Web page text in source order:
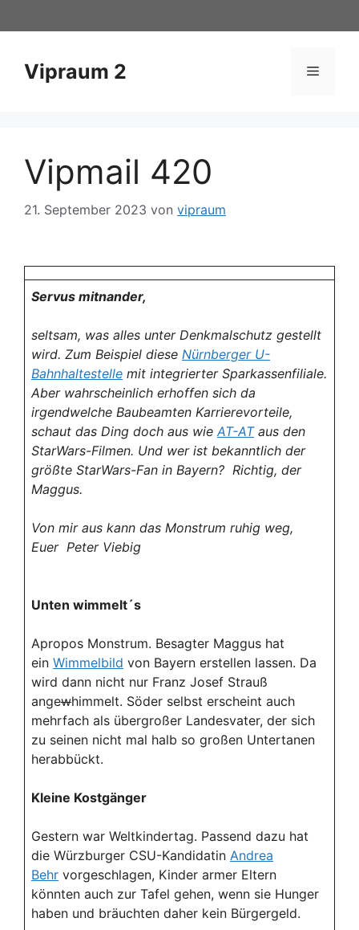
Inhalt
Vipraum 2 Menü
Vipmail 420
21. September 2023 von vipraum
Servus mitnander,
seltsam, was alles unter Denkmalschutz gestellt
wird. Zum Beispiel diese Nürnberger U-
Bahnhaltestelle mit integrierter Sparkassenfiliale.
Aber wahrscheinlich erhoffen sich da
irgendwelche Baubeamten Karrierevorteile,
schaut das Ding doch aus wie AT-ATaus den
StarWars-Filmen. Und wer ist bekanntlich der
größte StarWars-Fan in Bayern? Richtig, der
Maggus.
Von mir aus kann das Monstrum ruhig weg,
Euer Peter Viebig
Unten wimmelt´s
Apropos Monstrum. Besagter Maggus hat
ein Wimmelbild von Bayern erstellen lassen. Da
wird dann nicht nur Franz Josef Strauß
angewhimmelt. Söder selbst erscheint auch
mehrfach als übergroßer Landesvater, der sich
zu seinen nicht mal halb so großen Untertanen
herabbückt.
Kleine Kostgänger
Gestern war Weltkindertag. Passend dazu hat
die Würzburger CSU-Kandidatin Andrea
Behr vorgeschlagen, Kinder armer Eltern
könnten auch zur Tafel gehen, wenn sie Hunger
haben und bräuchten daher kein Bürgergeld.